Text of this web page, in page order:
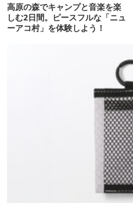
高原の森でキャンプと音楽を楽
しむ2日間。ピースフルな「ニュ
ーアコ村」を体験しよう！